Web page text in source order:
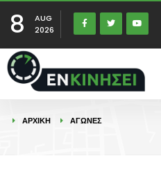
8
AUG
2026
ΑΡΧΙΚΉ ΑΓΩΝΕΣ